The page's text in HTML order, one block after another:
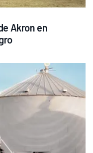
Akron en